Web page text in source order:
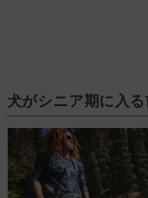
犬がシニア期に入